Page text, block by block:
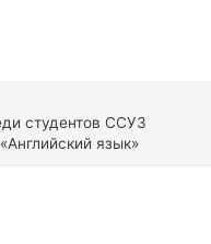
студентов ССУЗ
язык»